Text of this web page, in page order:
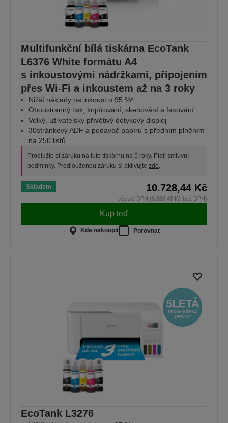
Multifunkční bílá tiskárna EcoTank
L6376 White formátu A4
s inkoustovými nádržkami, připojením
přes Wi-Fi a inkoustem až na 3 roky
Nižší náklady na inkoust o 95 %*
Oboustranný tisk, kopírování, skenování a faxování
Velký, uživatelsky přívětivý dotykový displej
30stránkový ADF a podavač papíru s předním plněním
na 250 listů
Prodlužte si záruku na tuto tiskárnu na 5 roky. Platí smluvní
podmínky. Prodlouženou záruku si aktivujte zde.
Skladem 10.728,44 Kč
včetně DPH (8.866,48 Kč bez DPH)
Kup teď
Kde nakoupit Porovnat
EcoTank L3276